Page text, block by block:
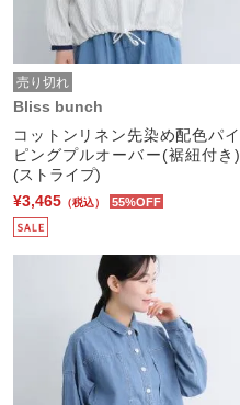
売り切れ
Bliss bunch
コットンリネン先染め配色パイ
ピングプルオーバー(裾紐付き)
(ストライプ)
¥3,465 （税込） 55%OFF